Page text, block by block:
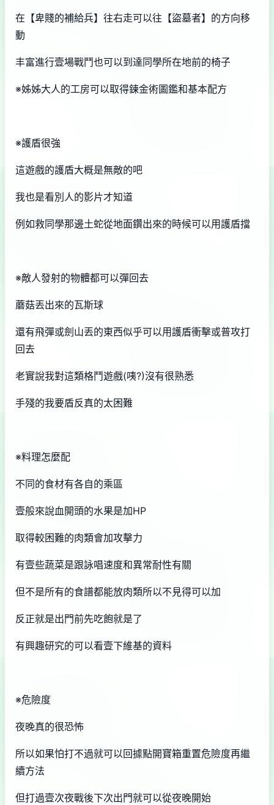
在【卑賤的補給兵】往右走可以往【盜墓者】的方向移
動
丰富進行壹場戰鬥也可以到達同學所在地前的椅子
※姊姊大人的工房可以取得鍊金術圖鑑和基本配方
※護盾很強
這遊戲的護盾大概是無敵的吧
我也是看別人的影片才知道
例如救同學那邊土蛇從地面鑽出來的時候可以用護盾擋
※敵人發射的物體都可以彈回去
蘑菇丟出來的瓦斯球
還有飛彈或劍山丟的東西似乎可以用護盾衝擊或普攻打
回去
老實說我對這類格鬥遊戲(咦?)沒有很熟悉
手殘的我要盾反真的太困難
※料理怎麼配
不同的食材有各自的乘區
壹般來說血開頭的水果是加HP
取得較困難的肉類會加攻擊力
有壹些蔬菜是跟詠唱速度和異常耐性有關
但不是所有的食譜都能放肉類所以不見得可以加
反正就是出門前先吃飽就是了
有興趣研究的可以看壹下維基的資料
※危險度
夜晚真的很恐怖
所以如果怕打不過就可以回據點開寶箱重置危險度再繼
續方法
但打過壹次夜戰後下次出門就可以從夜晚開始